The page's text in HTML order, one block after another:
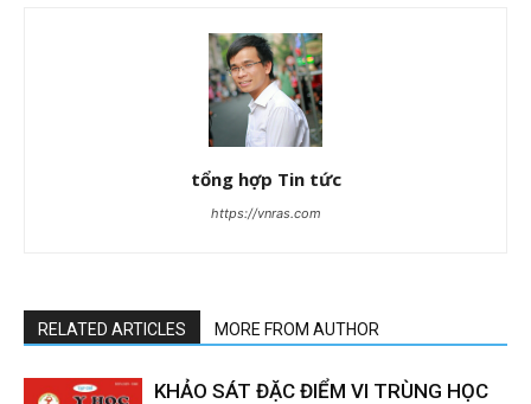
tổng hợp Tin tức
https://vnras.com
RELATED ARTICLES MORE FROM AUTHOR
KHẢO SÁT ĐẶC ĐIỂM VI TRÙNG HỌC